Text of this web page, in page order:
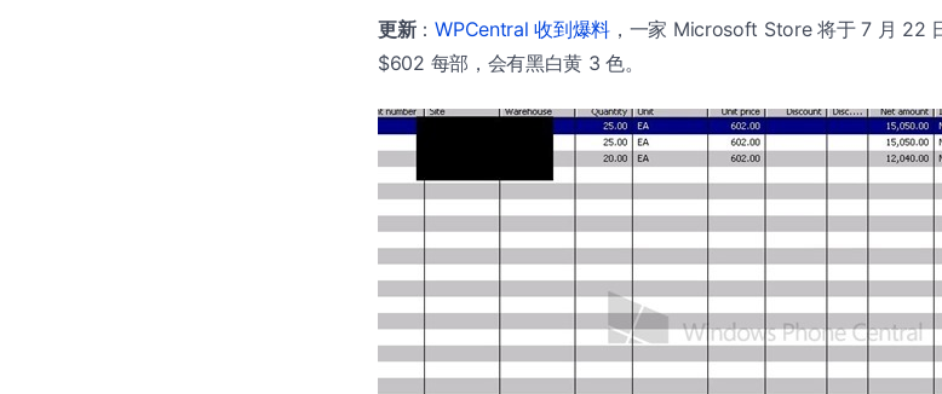
更新：WPCentral 收到爆料，一家 Microsoft Store 将于 7 月 22
$602 每部，会有黑白黄 3 色。